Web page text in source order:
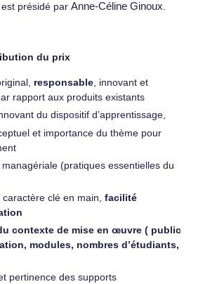
est présidé parAnne-Céline Ginoux
du prix
responsable , innovant et
rapport aux produits existants
du dispositif d’apprentissage,
et importance du thème pour
(pratiques essentielles du
caractère clé en main,facilité
contexte de mise en œuvre ( public
modules, nombres d’étudiants,
pertinence des supports